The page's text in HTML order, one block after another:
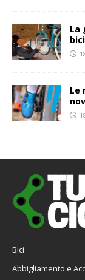
La
Le
Bici
Abbigliamento e